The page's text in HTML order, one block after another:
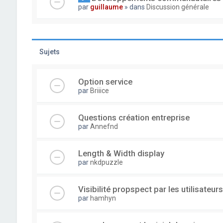
par guillaume » dans Discussion générale
Sujets
Option service
par Briiice
Questions création entreprise
parAnnefnd
Length & Width display
parnkdpuzzle
Visibilité propspect par les utilisateurs
par hamhyn